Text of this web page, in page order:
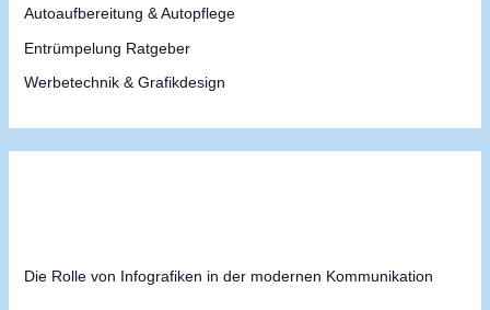
Autoaufbereitung & Autopflege
Entrümpelung Ratgeber
Werbetechnik & Grafikdesign
Die Rolle von Infografiken in der modernen Kommunikation